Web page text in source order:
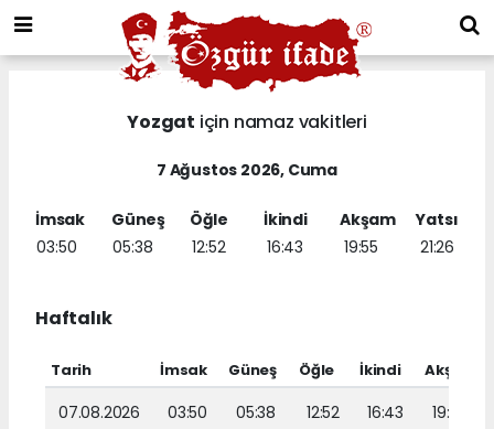
Yozgat için namaz vakitleri
7 Ağustos 2026, Cuma
İmsak
03:50
Güneş
05:38
Öğle
12:52
İkindi
16:43
Akşam
19:55
Yatsı
21:26
Haftalık
Tarih İmsak Güneş Öğle İkindi Akşam
07.08.2026 03:50 05:38 12:52 16:43 19:55